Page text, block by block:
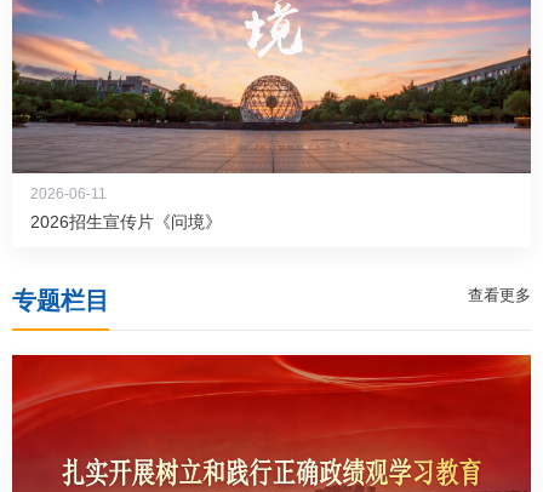
2026-06-11
2026招生宣传片《问境》
专题栏目 查看更多